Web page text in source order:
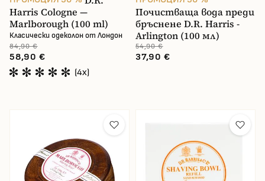
Harris Cologne —
Marlborough (100 ml)
Класически одеколон от Лондон
84,90 €
58,90 €
(4x)
Почистваща вода преди
бръснене D.R. Harris -
Arlington (100 мл)
54,90 €
37,90 €